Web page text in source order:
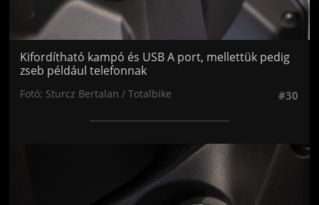
Kifordítható kampó és USB A port, mellettük pedig
zseb például telefonnak
Fotó: Sturcz Bertalan / Totalbike #30
Jön még kép!